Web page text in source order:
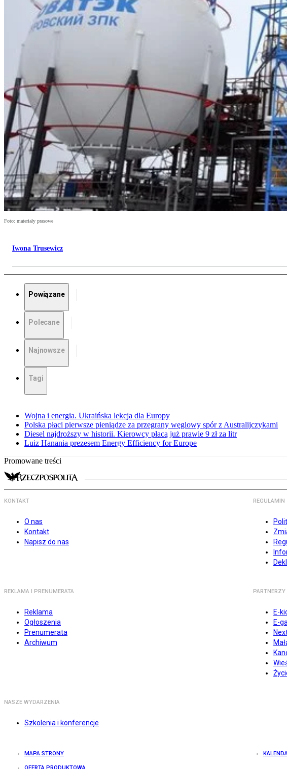
Foto: materiały prasowe
Iwona Trusewicz
Powiązane
Polecane
Najnowsze
Tagi
Wojna i energia. Ukraińska lekcja dla Europy
Polska płaci pierwsze pieniądze za przegrany węglowy spór z Australijczykami
Diesel najdroższy w historii. Kierowcy płacą już prawie 9 zł za litr
Luiz Hanania prezesem Energy Efficiency for Europe
Promowane treści
KONTAKT
O nas
Kontakt
Napisz do nas
REGULAMIN
REKLAMA I PRENUMERATA
Reklama
Ogłoszenia
Prenumerata
Archiwum
PARTNERZY
E-
E-
NASZE WYDARZENIA
Szkolenia i konferencje
MAPA STRONY